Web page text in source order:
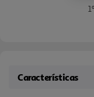
Características